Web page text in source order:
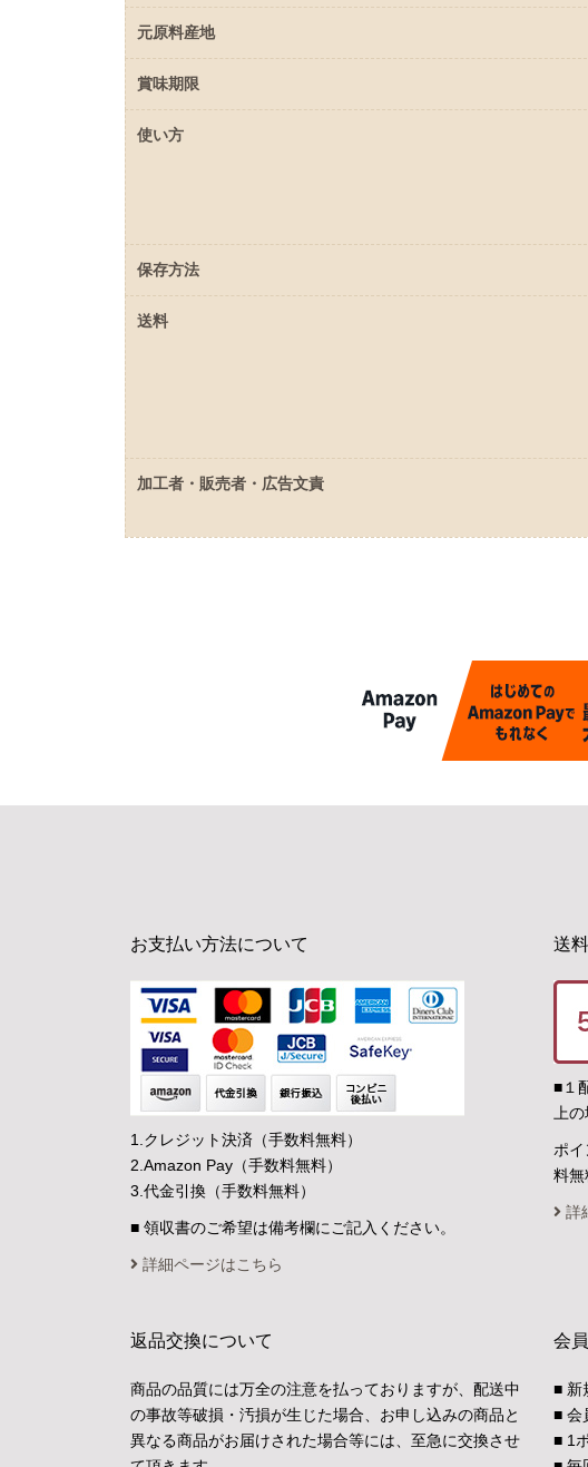
元原料産地
賞味期限
使い方
保存方法
送料
加工者・販売者・広告文責
お支払い方法について
1.クレジット決済（手数料無料）
2.Amazon Pay（手数料無料）
3.代金引換（手数料無料）
■ 領収書のご希望は備考欄にご記入ください。
詳細ページはこちら
送
■１
上
ポ
料無
詳
返品交換について
商品の品質には万全の注意を払っておりますが、配送中
の事故等破損・汚損が生じた場合、お申し込みの商品と
異なる商品がお届けされた場合等には、至急に交換させ
会
■ 新
■ 会
■ 1